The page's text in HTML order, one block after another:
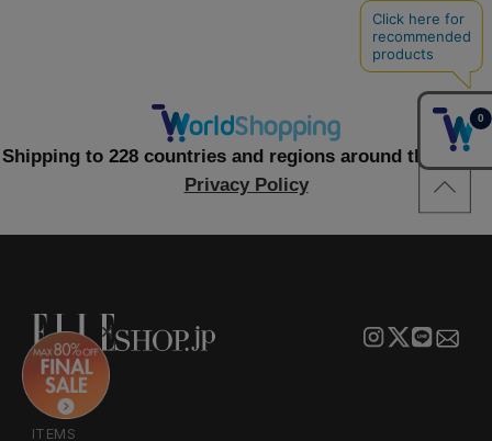
Shipping to 228 countries and regions around the world
Privacy Policy
ITEMS